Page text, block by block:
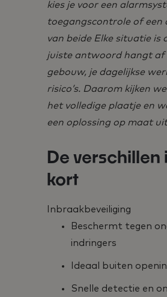
kies je voor een
toegangscontrole of een
van beide Elke situatie is
juiste antwoord hangt af
gebouw, je dagelijkse
risico’s. Daarom kijken
het volledige plaatje en
een oplossing op maat
De verschillen
kort
Inbraakbeveiliging
Beschermt tegen
indringers
Ideaal buiten
Snelle detectie en